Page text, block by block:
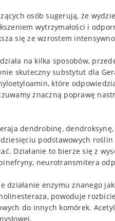
osób sugerują, że
wytrzymałości i
się ze wzrostem
na kilka sposobów,
skuteczny substytut dla
które
znaczną poprawę
dendrobinę,
podstawowych
Działanie to bierze się z
neurotransmitera
działanie enzymu znanego
powoduje
do innych komórek.